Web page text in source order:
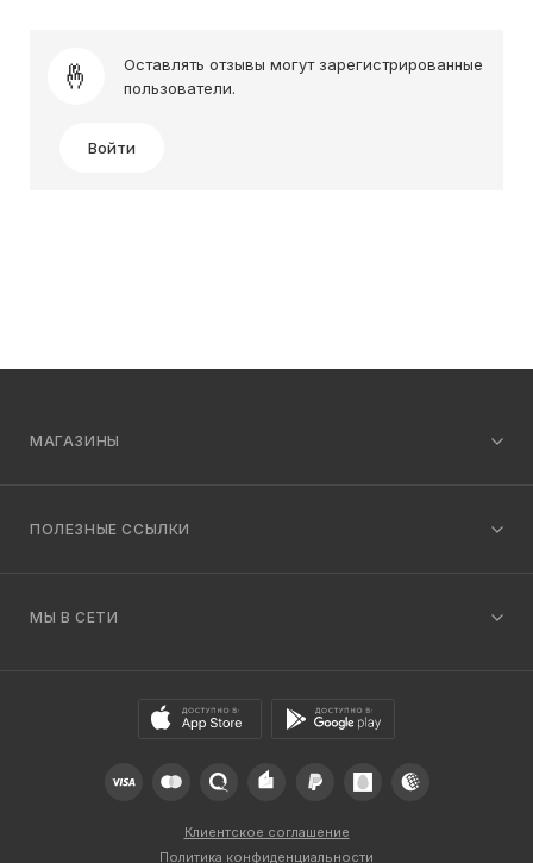
Оставлять отзывы могут зарегистрированные
пользователи.
Войти
МАГАЗИНЫ
ПОЛЕЗНЫЕ ССЫЛКИ
МЫ В СЕТИ
Клиентское соглашение
Политика конфиденциальности